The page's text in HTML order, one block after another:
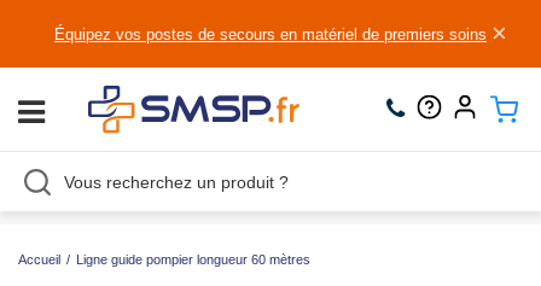
Équipez vos postes de secours en matériel de premiers soins ×
Accueil / Ligne guide pompier longueur 60 mètres